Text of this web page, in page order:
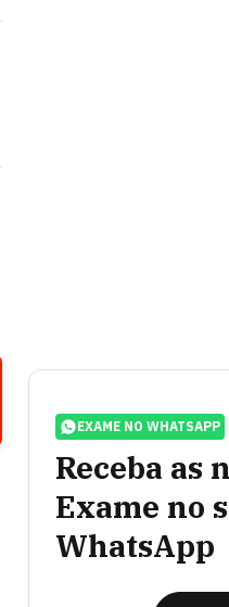
EXAME NO WHATSAPP
Receba as
Exame no
WhatsApp